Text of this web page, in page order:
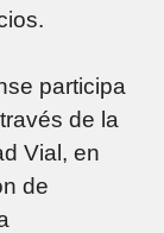
participa
de la
Vial, en
de